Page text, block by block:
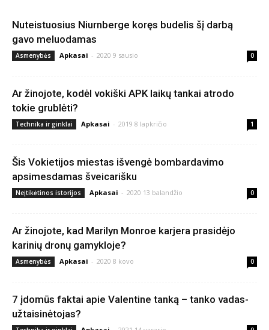
Nuteistuosius Niurnberge koręs budelis šį darbą
gavo meluodamas
Asmenybės Apkasai - 2020 9 sausio 0
Ar žinojote, kodėl vokiški APK laikų tankai atrodo
tokie grublėti?
Technika ir ginklai Apkasai - 2019 8 lapkričio 1
Šis Vokietijos miestas išvengė bombardavimo
apsimesdamas šveicarišku
Neįtikėtinos istorijos Apkasai - 2020 13 balandžio 0
Ar žinojote, kad Marilyn Monroe karjera prasidėjo
karinių dronų gamykloje?
Asmenybės Apkasai - 2020 8 kovo 0
7 įdomūs faktai apie Valentine tanką – tanko vadas-
užtaisinėtojas?